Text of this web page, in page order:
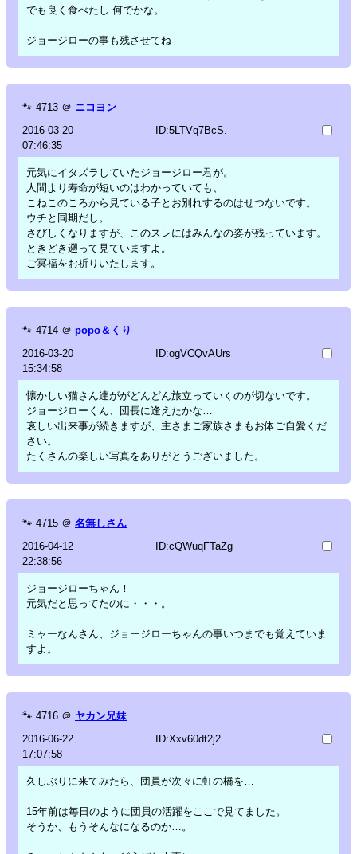
でも良く食べたし 何でかな。
ジョージローの事も残させてね
🐾 4713 ＠ ニコヨン
2016-03-20
07:46:35
ID:5LTVq7BcS.
元気にイタズラしていたジョージロー君が。
人間より寿命が短いのはわかっていても、
こねこのころから見ている子とお別れするのはせつないです。
ウチと同期だし。
さびしくなりますが、このスレにはみんなの姿が残っています。
ときどき遡って見ていますよ。
ご冥福をお祈りいたします。
🐾 4714 ＠ popo＆くり
2016-03-20
15:34:58
ID:ogVCQvAUrs
懐かしい猫さん達ががどんどん旅立っていくのが切ないです。
ジョージローくん、団長に逢えたかな…
哀しい出来事が続きますが、主さまご家族さまもお体ご自愛くだ
さい。
たくさんの楽しい写真をありがとうございました。
🐾 4715 ＠ 名無しさん
2016-04-12
22:38:56
ID:cQWuqFTaZg
ジョージローちゃん！
元気だと思ってたのに・・・。
ミャーなんさん、ジョージローちゃんの事いつまでも覚えていま
すよ。
🐾 4716 ＠ ヤカン兄妹
2016-06-22
17:07:58
ID:Xxv60dt2j2
久しぶりに来てみたら、団員が次々に虹の橋を…
15年前は毎日のように団員の活躍をここで見てました。
そうか、もうそんなになるのか…。